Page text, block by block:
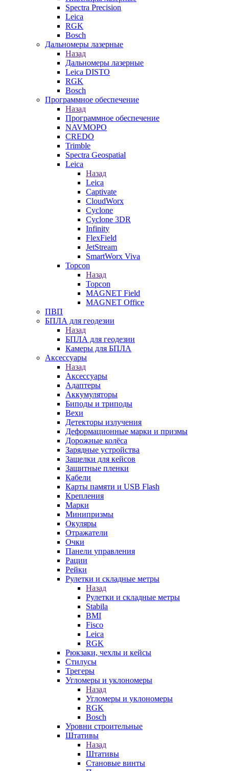
Spectra Precision
Leica
RGK
Bosch
Дальномеры лазерные
Назад
Дальномеры лазерные
Leica DISTO
RGK
Bosch
Программное обеспечение
Назад
Программное обеспечение
NAVMOPO
CREDO
Trimble
Spectra Geospatial
Leica
Назад
Leica
Captivate
CloudWorx
Cyclone
Cyclone 3DR
Infinity
FlexField
JetStream
SmartWorx Viva
Topcon
Назад
Topcon
MAGNET Field
MAGNET Office
ПВП
БПЛА для геодезии
Назад
БПЛА для геодезии
Камеры для БПЛА
Аксессуары
Назад
Аксессуары
Адаптеры
Аккумуляторы
Биподы и триподы
Вехи
Детекторы излучения
Деформационные марки и призмы
Дорожные колёса
Зарядные устройства
Защелки для кейсов
Защитные пленки
Кабели
Карты памяти и USB Flash
Крепления
Марки
Минипризмы
Окуляры
Отражатели
Очки
Панели управления
Рации
Рейки
Рулетки и складные метры
Назад
Рулетки и складные метры
Stabila
BMI
Fisco
Leica
RGK
Рюкзаки, чехлы и кейсы
Стилусы
Трегеры
Угломеры и уклономеры
Назад
Угломеры и уклономеры
RGK
Bosch
Уровни строительные
Штативы
Назад
Штативы
Становые винты